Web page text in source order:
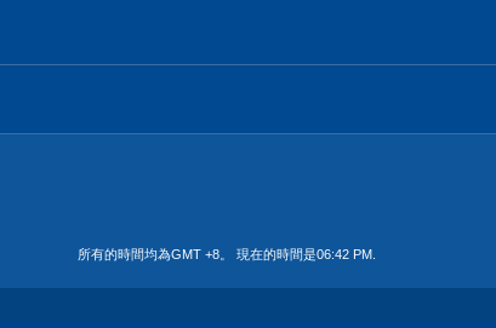
所有的時間均為GMT +8。 現在的時間是06:42 PM